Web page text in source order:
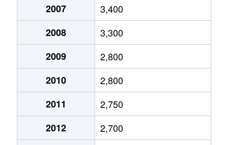
高倉台
高倉台
820万円 泉ケ丘
高倉台
3,300万円 泉ケ丘
高倉台
3,600万円 泉ケ丘
高倉台
2,900万円 泉ケ丘
2007
3,400
2008
3,300
2009
2,800
2010
2,800
2011
2,750
2012
2,700